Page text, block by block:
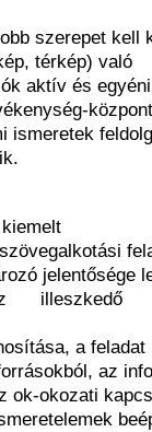
szerepet kell
térkép) való
aktív és
ismeretek
jelentősége
illeszkedő
a feladat
az
ok-okozati